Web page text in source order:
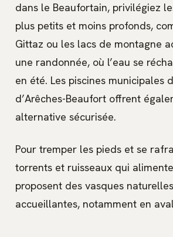
dans le Beaufortain, privilégiez
plus petits et moins profonds,
Gittaz ou les lacs de montagne
une randonnée, où l’eau se
en été. Les piscines municipales
d’Arêches-Beaufort offrent
alternative sécurisée.
Pour tremper les pieds et se
torrents et ruisseaux qui
proposent des vasques
accueillantes, notamment en